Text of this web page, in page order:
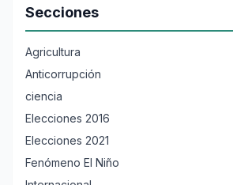
Secciones
Agricultura
Anticorrupción
ciencia
Elecciones 2016
Elecciones 2021
Fenómeno El Niño